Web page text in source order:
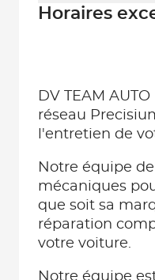
Horaires
DV TEAM
réseau
l'entretien de
Notre équipe
mécaniques
que soit sa
réparation
votre voiture.
Notre équipe